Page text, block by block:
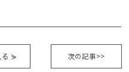
次の記事>>
⋟